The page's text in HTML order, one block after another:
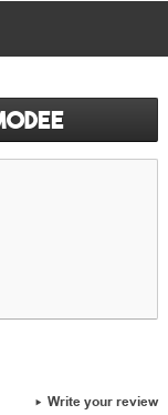
Write your review